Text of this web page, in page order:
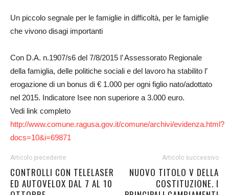
Un piccolo segnale per le famiglie in difficoltà, per le famiglie
che vivono disagi importanti
Con D.A. n.1907/s6 del 7/8/2015 l’ Assessorato Regionale
della famiglia, delle politiche sociali e del lavoro ha stabilito l’
erogazione di un bonus di € 1.000 per ogni figlio nato/adottato
nel 2015. Indicatore Isee non superiore a 3.000 euro.
Vedi link completo
http://www.comune.ragusa.gov.it/comune/archivi/evidenza.html?
docs=10&i=69871
Articolo precedente
CONTROLLI CON TELELASER
ED AUTOVELOX DAL 7 AL 10
Articolo successivo
NUOVO TITOLO V DELLA
COSTITUZIONE. I